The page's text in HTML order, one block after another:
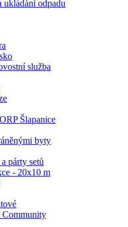
ukládání odpadu
služba
Šlapanice
byty
párty setů
- 20x10 m